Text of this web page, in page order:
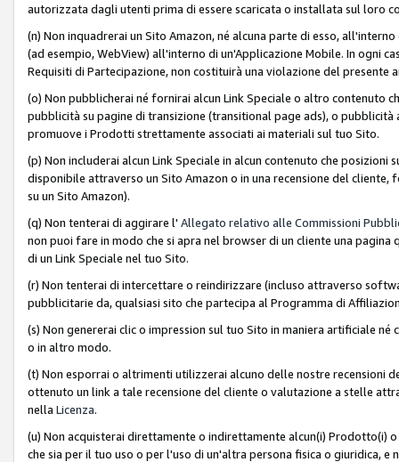
autorizzata dagli utenti prima di essere scaricata o installata sul loro
(n) Non inquadrerai un Sito Amazon, né alcuna parte di esso,
(ad esempio, WebView) all'interno di un'Applicazione Mobile. In ogni
Requisiti di Partecipazione, non costituirà una violazione del presente
(o) Non pubblicherai né fornirai alcun Link Speciale o altro contenuto
pubblicità su pagine di transizione (transitional page ads), o
promuove i Prodotti strettamente associati ai materiali sul tuo Sito.
(p) Non includerai alcun Link Speciale in alcun contenuto che
disponibile attraverso un Sito Amazon o in una recensione del
su un Sito Amazon).
(q) Non tenterai di aggirare l' Allegato relativo alle Commissioni
non puoi fare in modo che si apra nel browser di un cliente una
di un Link Speciale nel tuo Sito.
(r) Non tenterai di intercettare o reindirizzare (incluso attraverso
pubblicitarie da, qualsiasi sito che partecipa al Programma di
(s) Non genererai clic o impression sul tuo Sito in maniera artificiale
o in altro modo.
(t) Non esporrai o altrimenti utilizzerai alcuno delle nostre recensioni
ottenuto un link a tale recensione del cliente o valutazione a stelle
nella Licenza.
(u) Non acquisterai direttamente o indirettamente alcun(i) Prodotto(i)
che sia per il tuo uso o per l'uso di un'altra persona fisica o giuridica,